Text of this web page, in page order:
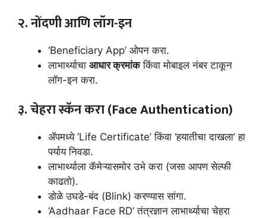
२. नोंदणी आणि लॉग-इन
‘Beneficiary App’ ओपन करा.
लाभार्थ्याचा आधार क्रमांककिंवा मोबाइल नंबर टाकून
लॉग-इन करा.
३. चेहरा स्कॅन करा (Face Authentication)
ॲपमध्ये ‘Life Certificate’ किंवा ‘हयातीचा दाखला’ हा
पर्याय निवडा.
लाभार्थ्याला कॅमेऱ्यासमोर उभे करा (जसा आपण सेल्फी
काढतो).
डोळे उघडे-बंद (Blink) करण्यास सांगा.
‘Aadhaar Face RD’ तंत्रज्ञान लाभार्थ्याचा चेहरा